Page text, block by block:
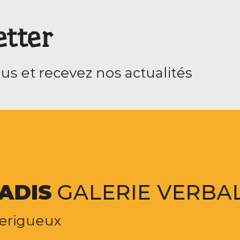
et recevez nos actualités
GALERIE